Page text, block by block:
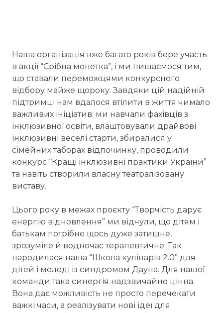
Наша організація вже багато років бере участь
в акції “Срібна монетка”, і ми пишаємося тим,
що ставали переможцями конкурсного
відбору майже щороку. Завдяки цій надійній
підтримці нам вдалося втілити в життя чимало
важливих ініціатив: ми навчали фахівців з
інклюзивної освіти, влаштовували драйвові
інклюзивні веселі старти, збиралися у
сімейних таборах відпочинку, проводили
конкурс “Кращі інклюзивні практики України”
та навіть створили власну театралізовану
виставу.
Цього року в межах проєкту “Творчість дарує
енергію відновлення” ми відчули, що дітям і
батькам потрібне щось дуже затишне,
зрозуміле й водночас терапевтичне. Так
народилася наша “Школа кулінарів 2.0” для
дітей і молоді із синдромом Дауна. Для нашої
команди така синергія надзвичайно цінна.
Вона дає можливість не просто перечекати
важкі часи, а реалізувати нові ідеї для